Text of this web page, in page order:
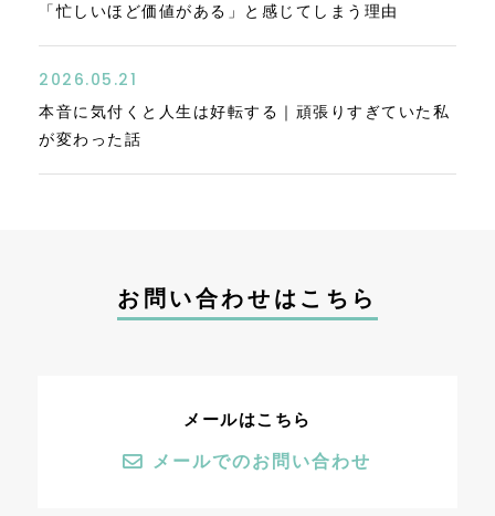
「忙しいほど価値がある」と感じてしまう理由
2026.05.21
本音に気付くと人生は好転する｜頑張りすぎていた私
が変わった話
お問い合わせはこちら
メールはこちら
メールでのお問い合わせ